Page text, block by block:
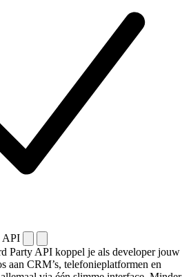
API
Party API koppel je als developer jouw
aan CRM’s, telefonieplatformen en